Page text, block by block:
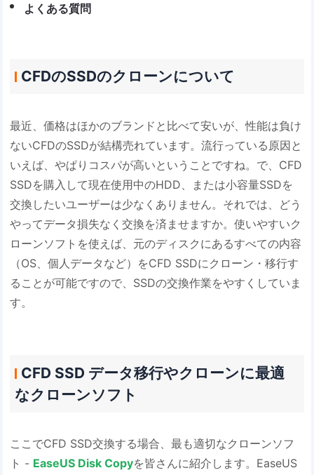
よくある質問
CFDのSSDのクローンについて
最近、価格はほかのブランドと比べて安いが、性能は負け
ないCFDのSSDが結構売れています。流行っている原因と
いえば、やぱりコスパが高いということですね。で、CFD
SSDを購入して現在使用中のHDD、または小容量SSDを
交換したいユーザーは少なくありません。それでは、どう
やってデータ損失なく交換を済ませますか。使いやすいク
ローンソフトを使えば、元のディスクにあるすべての内容
（OS、個人データなど）をCFD SSDにクローン・移行す
ることが可能ですので、SSDの交換作業をやすくしていま
す。
CFD SSD データ移行やクローンに最適
なクローンソフト
ここでCFD SSD交換する場合、最も適切なクローンソフ
ト - EaseUS Disk Copyを皆さんに紹介します。EaseUS